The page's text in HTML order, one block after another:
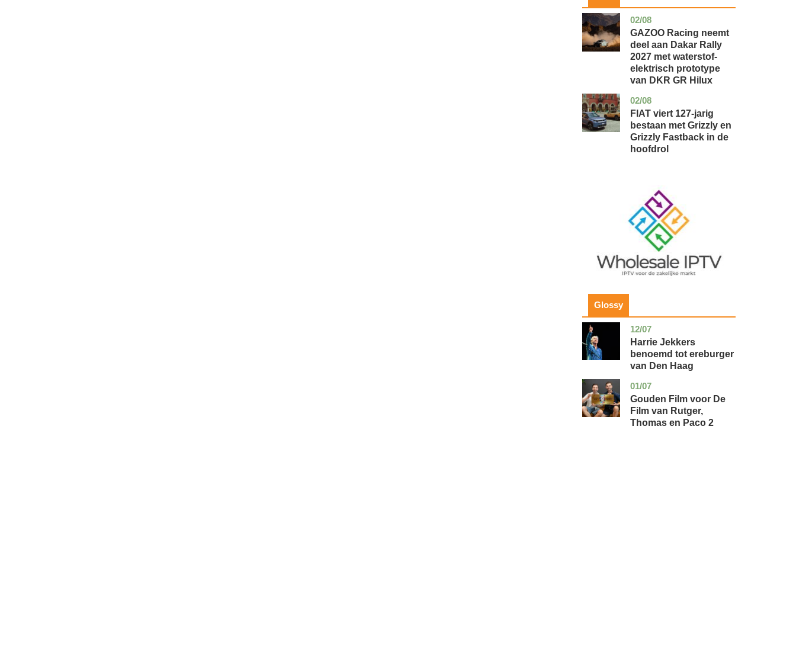
02/08
auto
GAZOO Racing neemt
deel aan Dakar Rally
2027 met waterstof-
elektrisch prototype
van DKR GR Hilux
02/08
auto
FIAT viert 127-jarig
bestaan met Grizzly en
Grizzly Fastback in de
hoofdrol
Glossy
12/07
zuid-
holland
glossy
Harrie Jekkers
benoemd tot ereburger
van Den Haag
01/07
utrecht
glossy
Gouden Film voor De
Film van Rutger,
Thomas en Paco 2